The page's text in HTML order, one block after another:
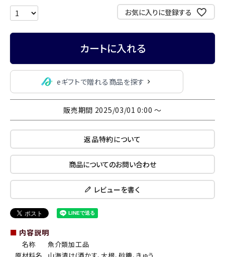
お気に入りに登録する
カートに入れる
eギフトで贈れる商品を探す
販売期間 2025/03/01 0:00 〜
返品特約について
商品についてのお問い合わせ
レビューを書く
■ 内容説明
名称
魚介類加工品